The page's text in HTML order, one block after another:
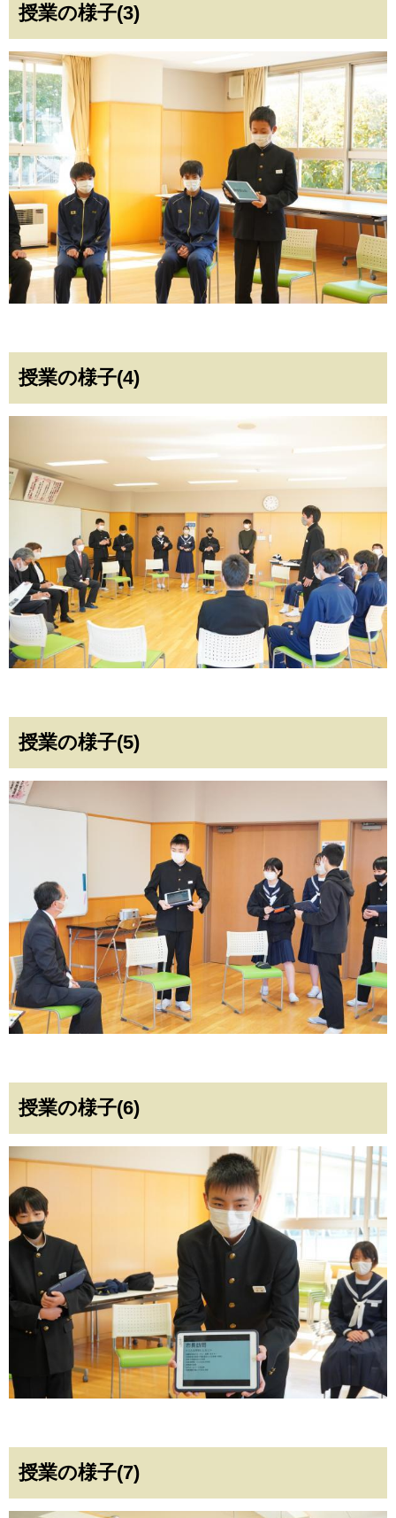
授業の様子(3)
授業の様子(4)
授業の様子(5)
授業の様子(6)
授業の様子(7)